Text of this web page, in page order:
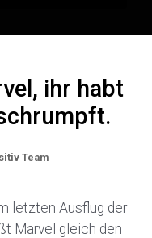
ihr habt
Team
letzten Ausflug der
Marvel gleich den